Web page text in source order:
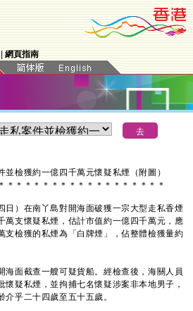
網頁指南
檢獲約一億四千萬元懷疑私煙（附圖）
＊ ＊ ＊ ＊ ＊ ＊ ＊ ＊ ＊ ＊ ＊ ＊ ＊ ＊ ＊ ＊ ＊ ＊ ＊
）在南丫島對開海面破獲一宗大型走私香煙
萬支懷疑私煙，估計市值約一億四千萬元，應
支檢獲的私煙為「白牌煙」，佔整體檢獲量約
面截查一艘可疑貨船。經檢查後，海關人員
懷疑私煙，並拘捕七名懷疑涉案非本地男子，
乎二十四歲至五十五歲。